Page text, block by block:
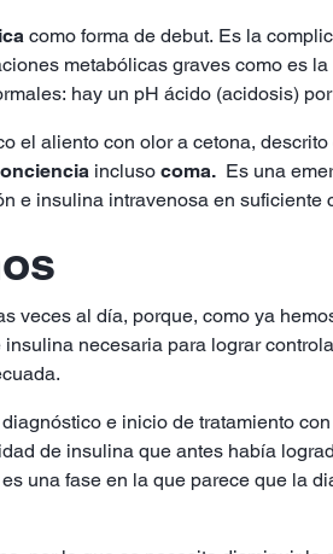
como forma de debut. Es la
metabólicas graves como es
hay un pH ácido (acidosis)
el aliento con olor a cetona, descrito
incluso coma. Es una
e insulina intravenosa en suficiente
veces al día, porque, como ya
necesaria para lograr
e inicio de tratamiento
de insulina que antes había
es una fase en la que parece que la